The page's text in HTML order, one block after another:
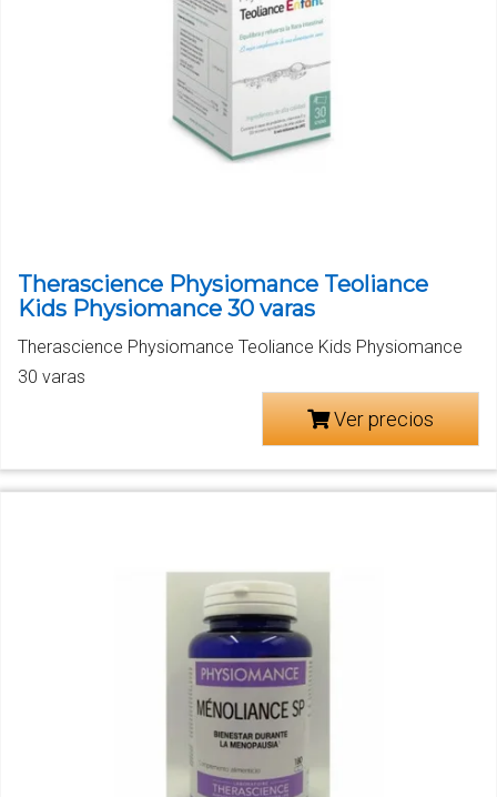
Therascience Physiomance Teoliance
Kids Physiomance 30 varas
Therascience Physiomance Teoliance Kids Physiomance
30 varas
Ver precios